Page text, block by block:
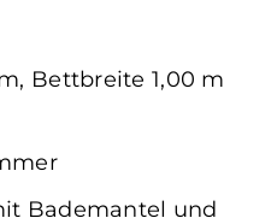
Bettbreite 1,00 m
Bademantel und